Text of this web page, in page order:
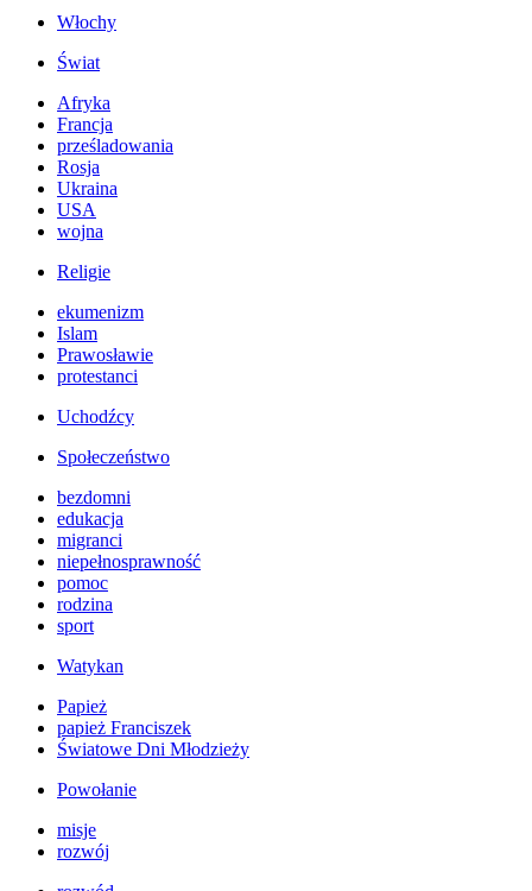
Włochy
Świat
Afryka
Francja
prześladowania
Rosja
Ukraina
USA
wojna
Religie
ekumenizm
Islam
Prawosławie
protestanci
Uchodźcy
Społeczeństwo
bezdomni
edukacja
migranci
niepełnosprawność
pomoc
rodzina
sport
Watykan
Papież
papież Franciszek
Światowe Dni Młodzieży
Powołanie
misje
rozwój